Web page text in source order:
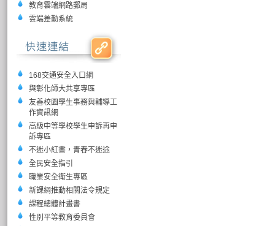
教育雲端網路郵局
雲端差勤系統
168交通安全入口網
與彰化師大共享專區
友善校園學生事務與輔導工
作資訊網
高級中等學校學生申訴再申
訴專區
不迷小紅書，青春不迷途
全民安全指引
職業安全衛生專區
新課綱推動相關法令規定
課程總體計畫書
性別平等教育委員會